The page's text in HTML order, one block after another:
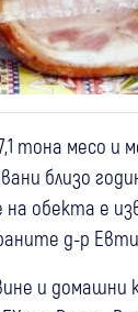
тона месо и
близо
на обекта е
д-р
и